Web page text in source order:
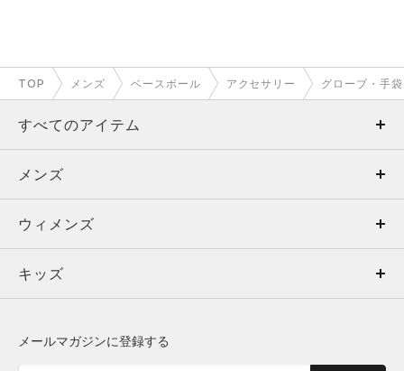
TOP メンズ ベースボール アクセサリー グローブ・手袋
すべてのアイテム
メンズ
ウィメンズ
キッズ
メンズ
トップス
ボトムス
ウィメンズ
トップス
キッズ
メールマガジンに登録する